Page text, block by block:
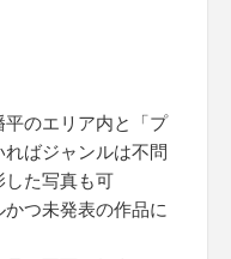
のエリア内と「プ
ばジャンルは不問
た写真も可
つ未発表の作品に